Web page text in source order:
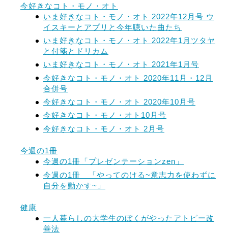
今好きなコト・モノ・オト
いま好きなコト・モノ・オト 2022年12月号 ウ
イスキーとアプリと今年聴いた曲たち
いま好きなコト・モノ・オト 2022年1月ツタヤ
と付箋とドリカム
いま好きなコト・モノ・オト 2021年1月号
今好きなコト・モノ・オト 2020年11月・12月
合併号
今好きなコト・モノ・オト 2020年10月号
今好きなコト・モノ・オト10月号
今好きなコト・モノ・オト 2月号
今週の1冊
今週の1冊「プレゼンテーションzen」
今週の1冊 「やってのける~意志力を使わずに
自分を動かす~」
健康
一人暮らしの大学生のぼくがやったアトピー改
善法